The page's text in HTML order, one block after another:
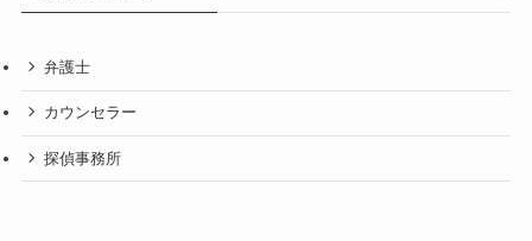
弁護士
カウンセラー
探偵事務所